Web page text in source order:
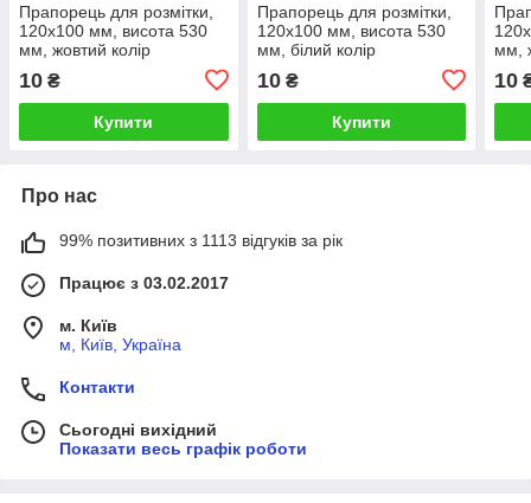
Прапорець для розмітки,
120x100 мм, висота 530
мм, жовтий колір
10 ₴
Купити
Прапорець для розмітки,
120x100 мм, висота 530
мм, білий колір
10₴
Купити
мм,
10
Про нас
99% позитивних з 1113 відгуків за рік
Працює з 03.02.2017
м. Київ
м, Київ, Україна
Контакти
Сьогодні вихідний
Показати весь графік роботи